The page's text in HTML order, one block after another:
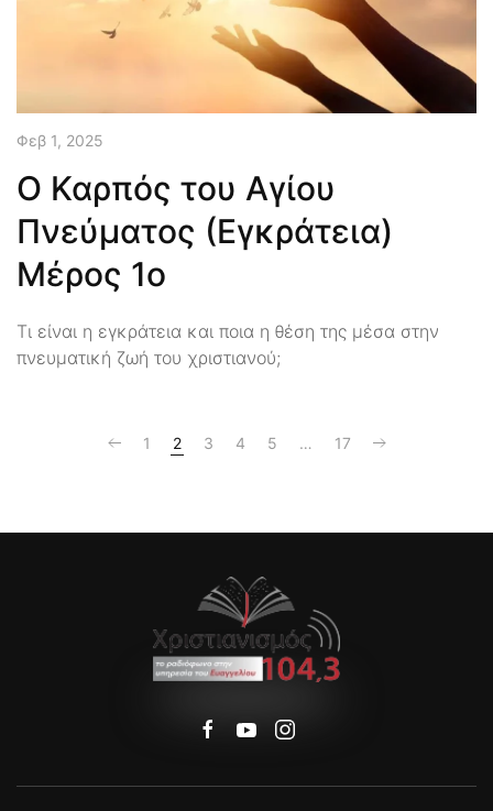
Φεβ 1, 2025
Ο Καρπός του Αγίου
Πνεύματος (Εγκράτεια)
Μέρος 1ο
Τι είναι η εγκράτεια και ποια η θέση της μέσα στην
πνευματική ζωή του χριστιανού;
1 2 3 4 5 … 17